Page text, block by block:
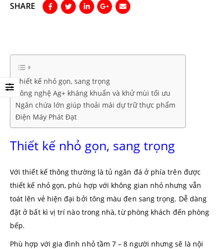
SHARE
Thiết kế nhỏ gọn, sang trọng
Công nghệ Ag+ kháng khuẩn và khử mùi tối ưu
Ngăn chứa lớn giúp thoải mái dự trữ thực phẩm
Điện Máy Phát Đạt
Thiết kế nhỏ gọn, sang trọng
Với thiết kế thông thường là tủ ngăn đá ở phía trên được
thiết kế nhỏ gọn, phù hợp với không gian nhỏ nhưng vẫn
toát lên vẻ hiện đại bởi tông màu đen sang trọng. Dễ dàng
đặt ở bất kì vị trí nào trong nhà, từ phòng khách đến phòng
bếp.
Phù hợp với gia đình nhỏ tầm 7 – 8 người nhưng sẽ là nội